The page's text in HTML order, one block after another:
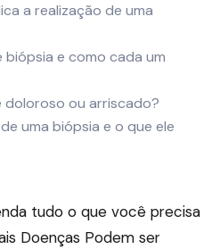
a realização de uma
e como cada um
doloroso ou arriscado?
uma biópsia e o que ele
tudo o que você precisa
Doenças Podem ser